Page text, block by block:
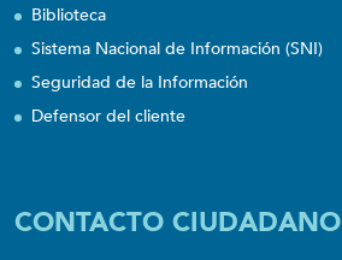
Biblioteca
Sistema Nacional de Información (SNI)
Seguridad de la Información
Defensor del cliente
CONTACTO CIUDADANO